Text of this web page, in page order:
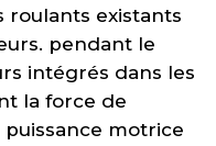
roulants existants
pendant le
intégrés dans les
la force de
motrice